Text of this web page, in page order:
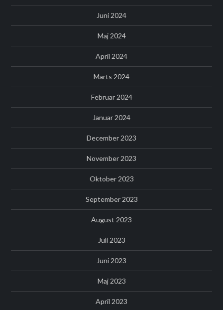
Juni 2024
Maj 2024
April 2024
Marts 2024
Februar 2024
Januar 2024
December 2023
November 2023
Oktober 2023
September 2023
August 2023
Juli 2023
Juni 2023
Maj 2023
April 2023